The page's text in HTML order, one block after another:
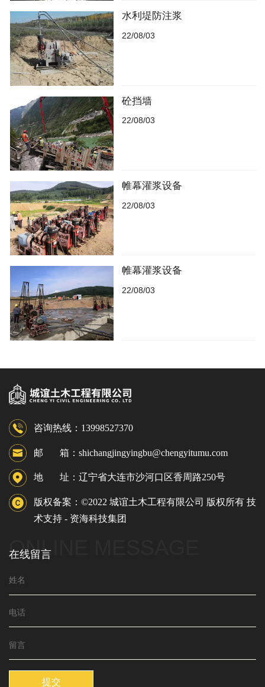
水利堤防注浆
22/08/03
砼挡墙
22/08/03
帷幕灌浆设备
22/08/03
帷幕灌浆设备
22/08/03
咨询热线：13998527370
邮 箱：shichangjingyingbu@chengyitumu.com
地 址：辽宁省大连市沙河口区香周路250号
版权备案：©2022 城谊土木工程有限公司 版权所有 技
术支持 - 资海科技集团
ONLINE MESSAGE
在线留言
提交